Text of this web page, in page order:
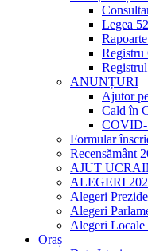
Legea
Registru
ANUNȚURI
Ajutor
Cald în
Formular
Recensământ
AJUT
ALEGERI
Alegeri
Alegeri
Alegeri Locale
Oraș